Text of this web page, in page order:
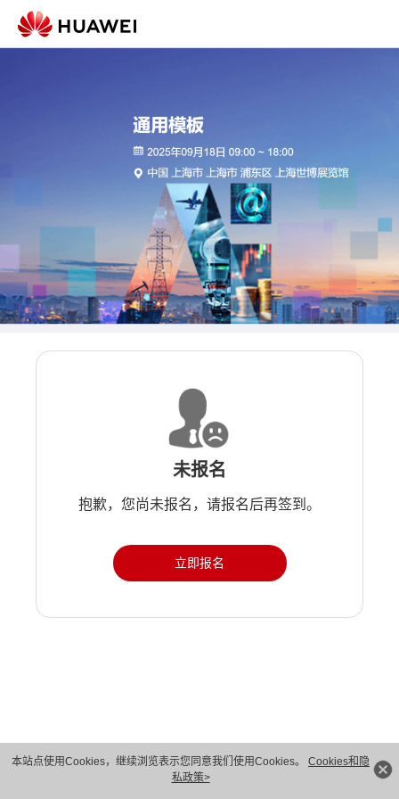
本站点使用Cookies，继续浏览表示您同意我们使用Cookies。 Cookies和隐
私政策>
未报名
抱歉，您尚未报名，请报名后再签到。
立即报名
版权所有 © 华为技术有限公司 1998-2026。 保留一切权利。粤A2-20044005号
隐私保护
法律声明